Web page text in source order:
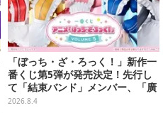
「ぼっち・ざ・ろっく！」新作一
番くじ第5弾が発売決定！先行し
て「結束バンド」メンバー、「廣
井きくり」のメイド衣装フィギュ
2026.8.4